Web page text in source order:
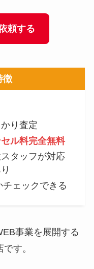
頼する
徴
り査定
ル料完全無料
タッフが対応
ェックできる
事業を展開する
す。